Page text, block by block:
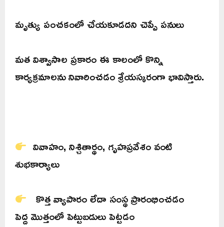
మృత్యు పంచకంలో చేయకూడదని చెప్పే పనులు
మత విశ్వాసాల ప్రకారం ఈ కాలంలో కొన్ని
కార్యక్రమాలను నివారించడం శ్రేయస్కరంగా భావిస్తారు.
వివాహం, నిశ్చితార్థం, గృహప్రవేశం వంటి
శుభకార్యాలు
కొత్త వ్యాపారం లేదా సంస్థ ప్రారంభించడం
పెద్ద మొత్తంలో పెట్టుబడులు పెట్టడం